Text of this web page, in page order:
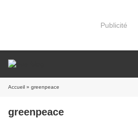
Publicité
Accueil » greenpeace
greenpeace